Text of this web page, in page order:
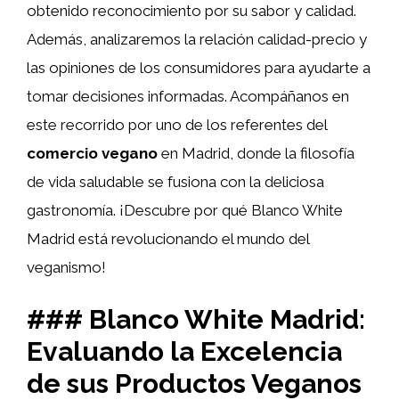
obtenido reconocimiento por su sabor y calidad.
Además, analizaremos la relación calidad-precio y
las opiniones de los consumidores para ayudarte a
tomar decisiones informadas. Acompáñanos en
este recorrido por uno de los referentes del
comercio vegano en Madrid, donde la filosofía
de vida saludable se fusiona con la deliciosa
gastronomía. ¡Descubre por qué Blanco White
Madrid está revolucionando el mundo del
veganismo!
### Blanco White Madrid:
Evaluando la Excelencia
de sus Productos Veganos